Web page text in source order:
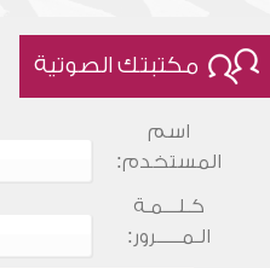
مكتبتك الصوتية
اسم
المستخدم:
كـلـــمـة
الـمـــــرور: